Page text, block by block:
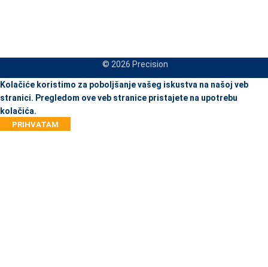
© 2026 Precision
When autocomplete results are available use up and down arrows
Kolačiće koristimo za poboljšanje vašeg iskustva na našoj veb
stranici. Pregledom ove veb stranice pristajete na upotrebu
kolačića.
PRIHVATAM